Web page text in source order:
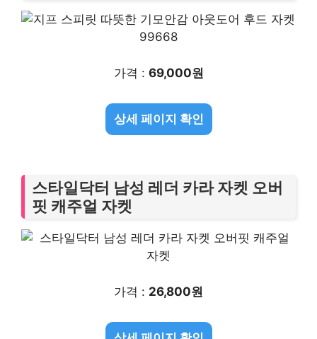
가격 : 69,000원
상세 페이지 확인
스타일닥터 남성 레더 카라 자켓 오버
핏 캐주얼 자켓
가격 : 26,800원